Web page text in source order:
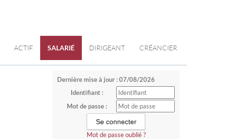
ACTIF SALARIÉ DIRIGEANT CRÉANCIER
Dernière mise à jour : 07/08/2026
Identifiant :
Mot de passe :
Mot de passe oublié ?